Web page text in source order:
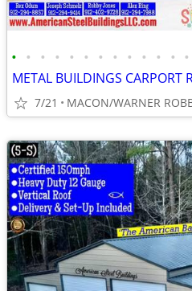
• • • • • • • • • • • • •
7/21 MACON/WARNER